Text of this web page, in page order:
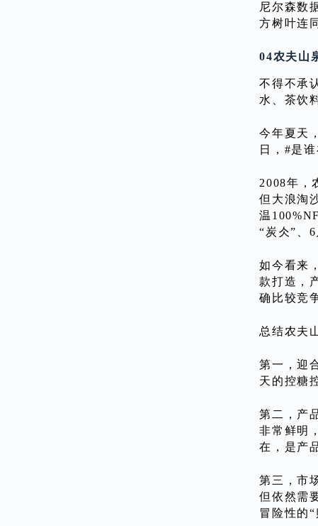
尼尔森数
方树叶连
04农夫山
不得不承
水、茶饮
今年夏天
日，#是
2008年，
但大浪淘
温
“炭仌”、
如今看来
款打造，
确比较竞
总结农夫
第一，迎
天的控糖
第二，产
非常鲜明
在，是产
第三，市
但依然需
冒险性的“